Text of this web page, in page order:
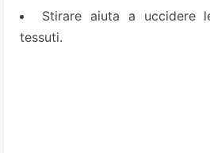
Stirare aiuta a uccidere
tessuti.